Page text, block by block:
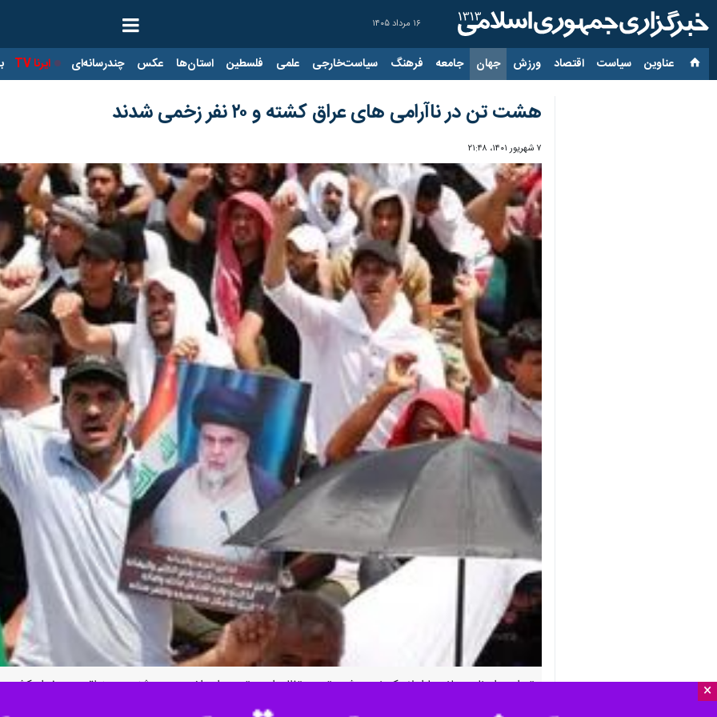
۱۶ مرداد ۱۴۰۵
عناوین‌ سیاست اقتصاد ورزش جهان جامعه فرهنگ سیاست‌خارجی علمی فلسطین استان‌ها عکس چندرسانه‌ای ایرنا TV
×
هشت تن در ناآرامی های عراق کشته و ۲۰ نفر زخمی شدند
۷ شهریور ۱۴۰۱، ۲۱:۴۸
تهران - ایرنا - رسانه ها اعلام کردند ، هشت تن در تظاهرات و تجمع اعتراضی روز دوشنبه در منطقه سبز بغداد کشته و ۲۰ نفر دیگر زخمی